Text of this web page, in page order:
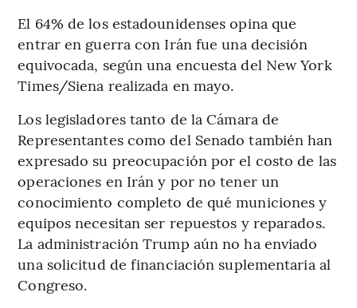
El 64% de los estadounidenses opina que
entrar en guerra con Irán fue una decisión
equivocada, según una encuesta del New York
Times/Siena realizada en mayo.
Los legisladores tanto de la Cámara de
Representantes como del Senado también han
expresado su preocupación por el costo de las
operaciones en Irán y por no tener un
conocimiento completo de qué municiones y
equipos necesitan ser repuestos y reparados.
La administración Trump aún no ha enviado
una solicitud de financiación suplementaria al
Congreso.